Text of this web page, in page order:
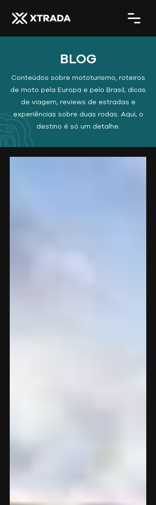
BLOG
Conteúdos sobre mototurismo, roteiros
de moto pela Europa e pelo Brasil, dicas
de viagem, reviews de estradas e
experiências sobre duas rodas. Aqui, o
destino é só um detalhe.